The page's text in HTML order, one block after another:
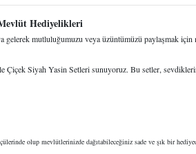
Hediyelikleri
gelerek mutluluğumuzu veya üzüntümüzü paylaşmak
Çiçek Siyah Yasin Setleri sunuyoruz. Bu setler,
olup mevlütlerinizde dağıtabileceğiniz sade ve şık bir